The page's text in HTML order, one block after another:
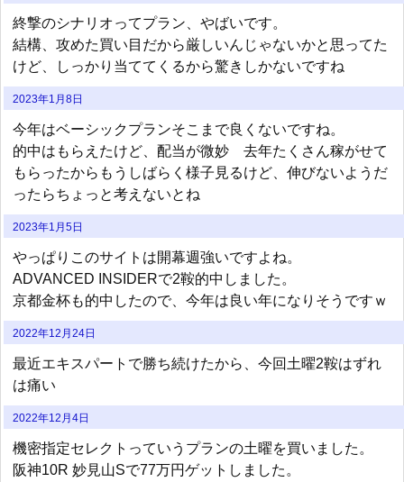
終撃のシナリオってプラン、やばいです。
結構、攻めた買い目だから厳しいんじゃないかと思ってた
けど、しっかり当ててくるから驚きしかないですね
2023年1月8日
今年はベーシックプランそこまで良くないですね。
的中はもらえたけど、配当が微妙 去年たくさん稼がせて
もらったからもうしばらく様子見るけど、伸びないようだ
ったらちょっと考えないとね
2023年1月5日
やっぱりこのサイトは開幕週強いですよね。
ADVANCED INSIDERで2鞍的中しました。
京都金杯も的中したので、今年は良い年になりそうですｗ
2022年12月24日
最近エキスパートで勝ち続けたから、今回土曜2鞍はずれ
は痛い
2022年12月4日
機密指定セレクトっていうプランの土曜を買いました。
阪神10R 妙見山Sで77万円ゲットしました。